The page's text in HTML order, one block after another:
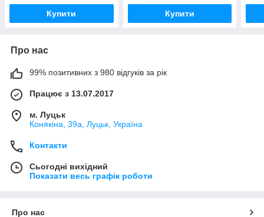
Купити Купити
Про нас
99% позитивних з 980 відгуків за рік
Працює з 13.07.2017
м. Луцьк
Конякіна, 39а, Луцьк, Україна
Контакти
Сьогодні вихідний
Показати весь графік роботи
Про нас